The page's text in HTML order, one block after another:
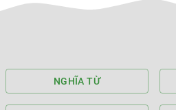
NGHĨA TỪ